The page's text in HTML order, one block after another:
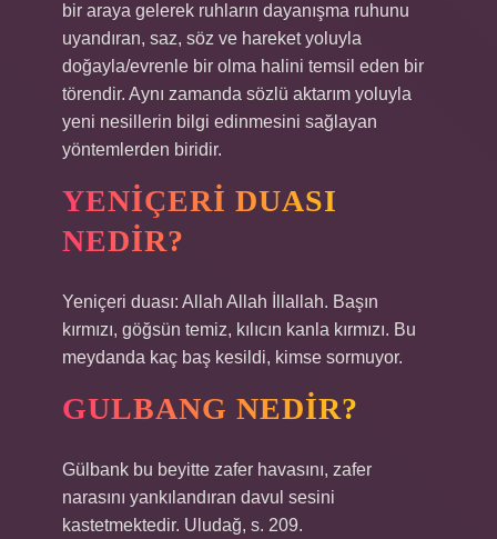
bir araya gelerek ruhların dayanışma ruhunu
uyandıran, saz, söz ve hareket yoluyla
doğayla/evrenle bir olma halini temsil eden bir
törendir. Aynı zamanda sözlü aktarım yoluyla
yeni nesillerin bilgi edinmesini sağlayan
yöntemlerden biridir.
YENIÇERI DUASI
NEDIR?
Yeniçeri duası: Allah Allah İllallah. Başın
kırmızı, göğsün temiz, kılıcın kanla kırmızı. Bu
meydanda kaç baş kesildi, kimse sormuyor.
GULBANG NEDIR?
Gülbank bu beyitte zafer havasını, zafer
narasını yankılandıran davul sesini
kastetmektedir. Uludağ, s. 209.